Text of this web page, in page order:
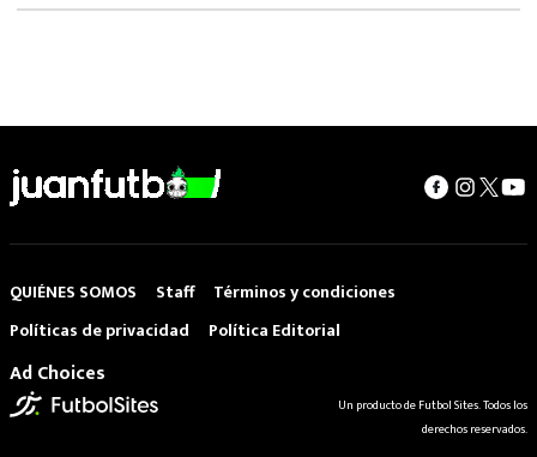
QUIÉNES SOMOS Staff
Términos y condiciones
Políticas de privacidad
Política Editorial
Ad Choices
Un producto de Futbol Sites. Todos los
derechos reservados.